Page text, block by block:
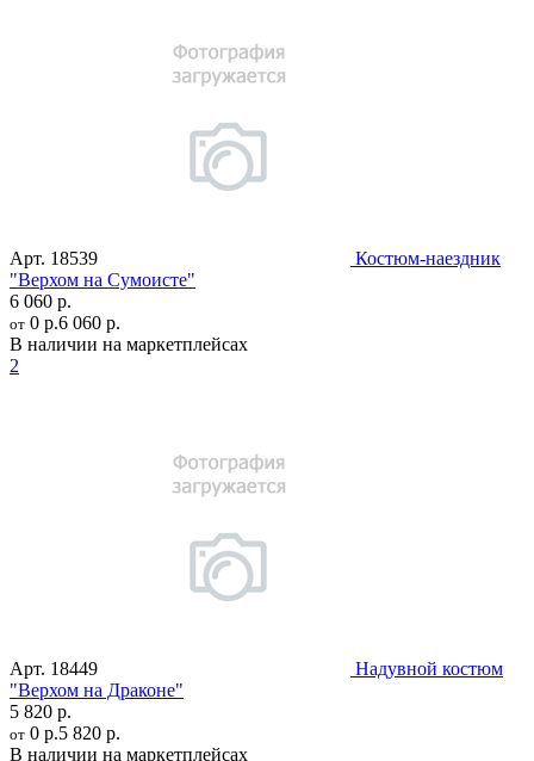
Арт. 18539
Костюм-наездник
"Верхом на Сумоисте"
6 060 р.
от 0 р.6 060 р.
В наличии на маркетплейсах
2
Арт. 18449
Надувной костюм
"Верхом на Драконе"
5 820 р.
от 0 р.5 820 р.
В наличии на маркетплейсах